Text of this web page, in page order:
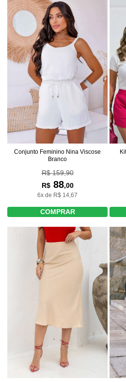
Conjunto Feminino Nina Viscose
Branco
R$ 159,90
R$88,00
6x de R$ 14,67
COMPRAR